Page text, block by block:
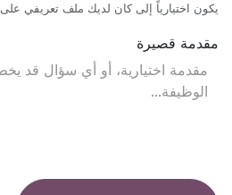
يكون اختيارياً إلى كان لديك ملف تعريفي على LinkedIn
مقدمة قصيرة